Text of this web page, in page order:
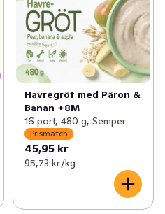
Havregröt med Päron &
Banan +8M
16 port, 480 g, Semper
Prismatch
45,95 kr
95,73 kr /kg